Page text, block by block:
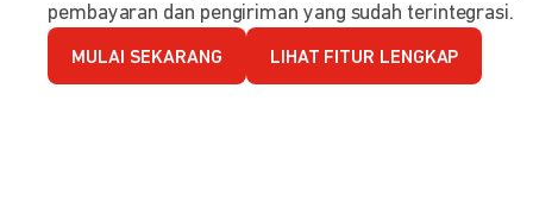
pembayaran dan pengiriman yang sudah terintegrasi.
MULAI SEKARANG LIHAT FITUR LENGKAP